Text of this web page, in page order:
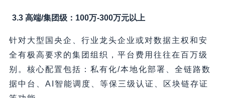
3.3 高端/集团级：100万-300万元以上
针对大型国央企、行业龙头企业或对数据主权和安
全有极高要求的集团组织，平台费用往往在百万级
别。核心配置包括：私有化/本地化部署、全链路数
据中台、AI智能调度、等保三级认证、区块链存证